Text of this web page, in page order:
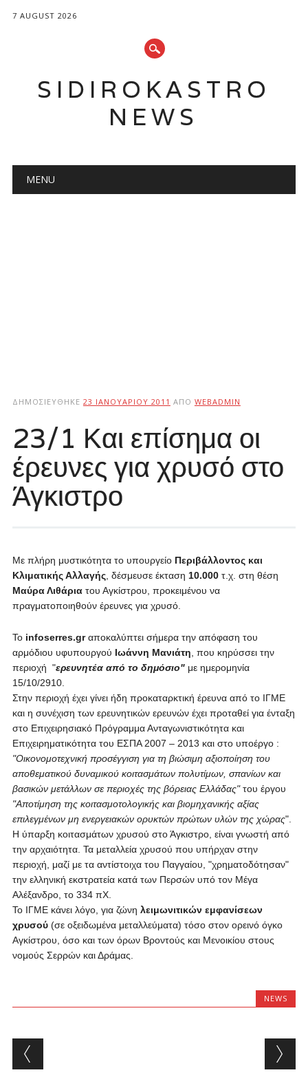
7 AUGUST 2026
SIDIROKASTRO
NEWS
Main menu
MENU
ΔΗΜΟΣΙΕΎΘΗΚΕ 23 ΙΑΝΟΥΑΡΊΟΥ 2011 ΑΠΌ WEBADMIN
23/1 Και επίσημα οι
έρευνες για χρυσό στο
Άγκιστρο
Με πλήρη μυστικότητα το υπουργείοΠεριβάλλοντος και
Κλιματικής Αλλαγής, δέσμευσε έκταση 10.000 τ.χ. στη θέση
Μαύρα Λιθάριατου Αγκίστρου, προκειμένου να
πραγματοποιηθούν έρευνες για χρυσό.
Το infoserres.grαποκαλύπτει σήμερα την απόφαση του
αρμόδιου υφυπουργού Ιωάννη Μανιάτη , που κηρύσσει την
περιοχή "ερευνητέα από το δημόσιο" με ημερομηνία
15/10/2910.
Στην περιοχή έχει γίνει ήδη προκαταρκτική έρευνα από το ΙΓΜΕ
και η συνέχιση των ερευνητικών ερευνών έχει προταθεί για ένταξη
στο Επιχειρησιακό Πρόγραμμα Ανταγωνιστικότητα και
Επιχειρηματικότητα του ΕΣΠΑ 2007 – 2013 και στο υποέργο :
"Οικονομοτεχνική προσέγγιση για τη βιώσιμη αξιοποίηση του
αποθεματικού δυναμικού κοιτασμάτων πολυτίμων, σπανίων και
βασικών μετάλλων σε περιοχές της βόρειας Ελλάδας"του έργου
"Αποτίμηση της κοιτασμοτολογικής και βιομηχανικής αξίας
επιλεγμένων μη ενεργειακών ορυκτών πρώτων υλών της χώρας".
Η ύπαρξη κοιτασμάτων χρυσού στο Άγκιστρο, είναι γνωστή από
την αρχαιότητα. Τα μεταλλεία χρυσού που υπήρχαν στην
περιοχή, μαζί με τα αντίστοιχα του Παγγαίου, "χρηματοδότησαν"
την ελληνική εκστρατεία κατά των Περσών υπό τον Μέγα
Αλέξανδρο, το 334 πΧ.
Το ΙΓΜΕ κάνει λόγο, για ζώνη λειμωνιτικών εμφανίσεων
χρυσού(σε οξειδωμένα μεταλλεύματα) τόσο στον ορεινό όγκο
Αγκίστρου, όσο και των όρων Βροντούς και Μενοικίου στους
νομούς Σερρών και Δράμας.
NEWS
Post navigation